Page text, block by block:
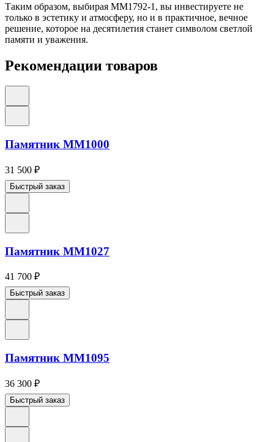
Таким образом, выбирая ММ1792-1, вы инвестируете не
только в эстетику и атмосферу, но и в практичное, вечное
решение, которое на десятилетия станет символом светлой
памяти и уважения.
Рекомендации товаров
Памятник ММ1000
31 500 ₽
Быстрый заказ
Памятник ММ1027
41 700 ₽
Быстрый заказ
Памятник ММ1095
36 300 ₽
Быстрый заказ